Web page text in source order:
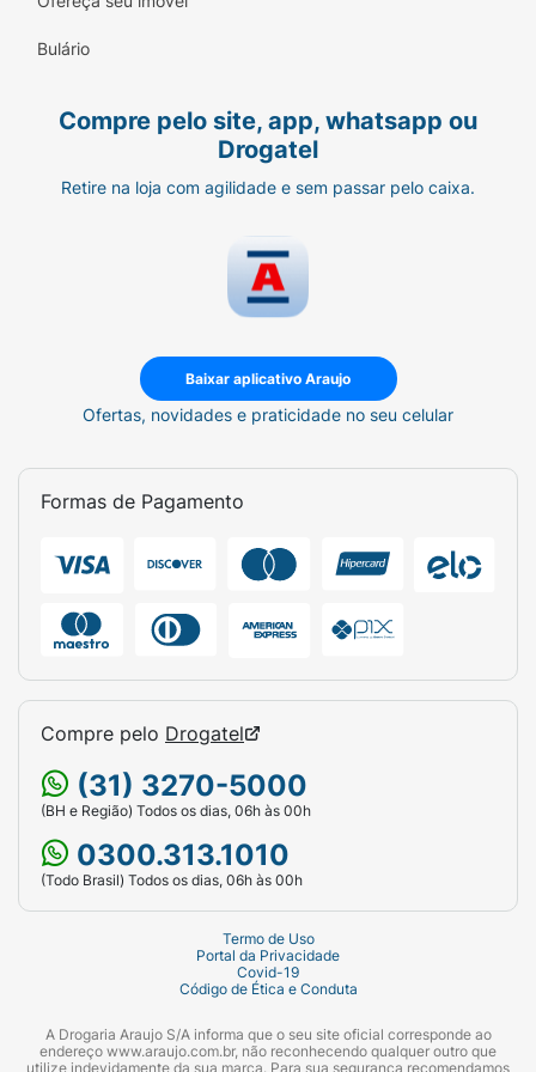
Bulário
Compre pelo site, app, whatsapp ou
Drogatel
Retire na loja com agilidade e sem passar pelo caixa.
Baixar aplicativo Araujo
Ofertas, novidades e praticidade no seu celular
Formas de Pagamento
Compre pelo Drogatel
(31) 3270-5000
(BH e Região) Todos os dias, 06h às 00h
0300.313.1010
(Todo Brasil) Todos os dias, 06h às 00h
Termo de Uso
Portal da Privacidade
Covid-19
Código de Ética e Conduta
A Drogaria Araujo S/A informa que o seu site oficial corresponde ao
endereço www.araujo.com.br, não reconhecendo qualquer outro que
utilize indevidamente da sua marca. Para sua segurança recomendamos